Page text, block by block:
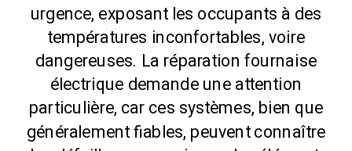
urgence, exposant les occupants à des
températures inconfortables, voire
dangereuses. La réparation fournaise
électrique demande une attention
particulière, car ces systèmes, bien que
généralement fiables, peuvent connaître